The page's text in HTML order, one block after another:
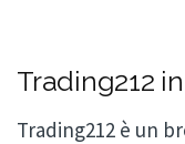
Trading212
Trading212 è un